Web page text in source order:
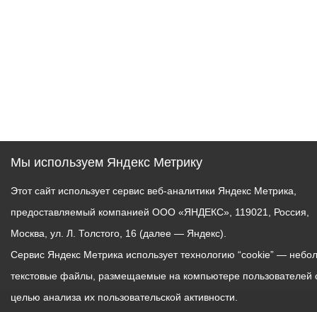
Мы используем Яндекс Метрику
Этот сайт использует сервис веб-аналитики Яндекс Метрика,
предоставляемый компанией ООО «ЯНДЕКС», 119021, Россия,
Москва, ул. Л. Толстого, 16 (далее — Яндекс).
Сервис Яндекс Метрика использует технологию “cookie” —
текстовые файлы, размещаемые на компьютере пользователей
целью анализа их пользовательской активности.